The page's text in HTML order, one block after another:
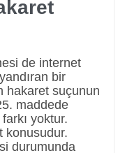
de internet
bir
hakaret suçunun
maddede
yoktur.
konusudur.
durumunda